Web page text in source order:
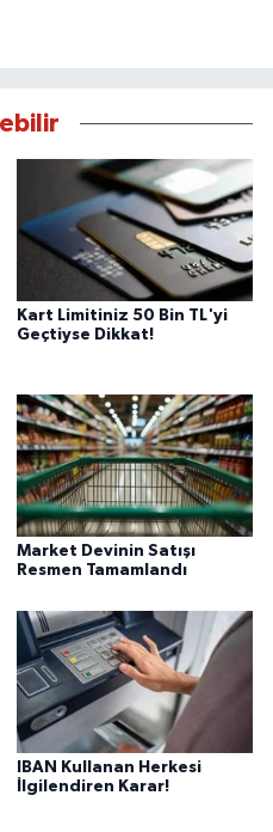
Kart Limitiniz 50 Bin TL'yi
Geçtiyse Dikkat!
Market Devinin Satışı
Resmen Tamamlandı
IBAN Kullanan Herkesi
İlgilendiren Karar!